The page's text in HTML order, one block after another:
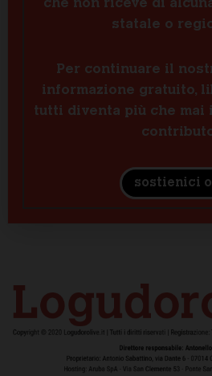
che non riceve di
statale o
Per continuare il
informazione gratuito,
tutti diventa più che mai
sostienici